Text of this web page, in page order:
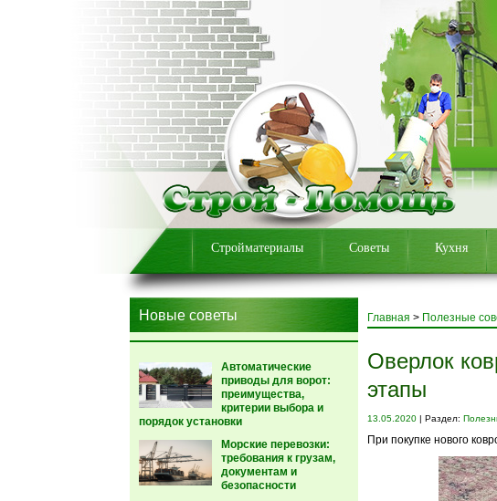
Стройматериалы Советы Кухня
Новые советы
Автоматические
приводы для ворот:
преимущества,
критерии выбора и
порядок установки
Морские перевозки:
требования к грузам,
документам и
безопасности
Главная > Полезные
Оверлок
этапы
13.05.2020 | Раздел:
При покупке нового